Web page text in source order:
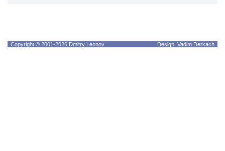
Copyright © 2001-2026 Dmitry Leonov Design: Vadim Derkach